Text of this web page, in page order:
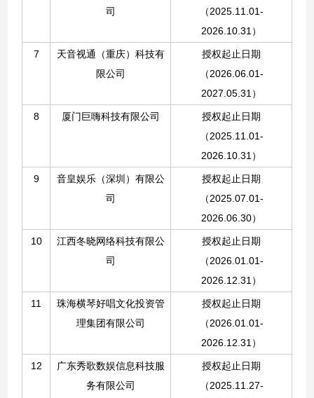
司
（2025.11.01-
2026.10.31）
7
天音视通（重庆）科技有
限公司
授权起止日期
（2026.06.01-
2027.05.31 ）
8 厦门巨嗨科技有限公司
授权起止日期
（2025.11.01-
2026.10.31）
9
音皇娱乐（深圳）有限公
司
授权起止日期
（2025.07.01-
2026.06.30）
10
江西冬晓网络科技有限公
司
授权起止日期
（2026.01.01-
2026.12.31）
11
珠海横琴好唱文化投资管
理集团有限公司
授权起止日期
（2026.01.01-
2026.12.31）
12
广东秀歌数娱信息科技服
务有限公司
授权起止日期
（2025.11.27-